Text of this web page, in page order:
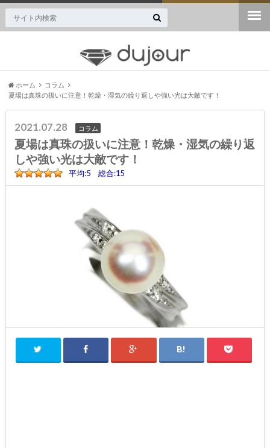
ホーム
コラム
夏場は真珠の扱いに注意！乾燥・湿気の繰り返しや強い光は大敵です！
2021.07.28 コラム
夏場は真珠の扱いに注意！乾燥・湿気の繰り返
しや強い光は大敵です！
平均:5 総合:15